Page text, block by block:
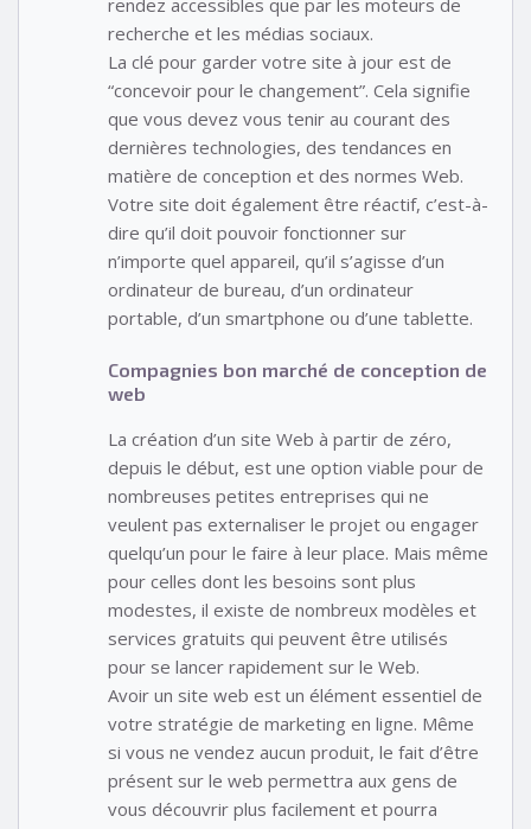
recherche et les médias sociaux.
La clé pour garder votre site à jour est de
“concevoir pour le changement”. Cela signifie
que vous devez vous tenir au courant des
dernières technologies, des tendances en
matière de conception et des normes Web.
Votre site doit également être réactif, c’est-à-
dire qu’il doit pouvoir fonctionner sur
n’importe quel appareil, qu’il s’agisse d’un
ordinateur de bureau, d’un ordinateur
portable, d’un smartphone ou d’une tablette.
Compagnies bon marché de conception de
web
La création d’un site Web à partir de zéro,
depuis le début, est une option viable pour de
nombreuses petites entreprises qui ne
veulent pas externaliser le projet ou engager
quelqu’un pour le faire à leur place. Mais même
pour celles dont les besoins sont plus
modestes, il existe de nombreux modèles et
services gratuits qui peuvent être utilisés
pour se lancer rapidement sur le Web.
Avoir un site web est un élément essentiel de
votre stratégie de marketing en ligne. Même
si vous ne vendez aucun produit, le fait d’être
présent sur le web permettra aux gens de
vous découvrir plus facilement et pourra